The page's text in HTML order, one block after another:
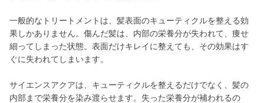
一般的なトリートメントは、髪表面のキューティクルを整える効
果しかありません。傷んだ髪は、内部の栄養分が失われて、痩せ
細ってしまった状態。表面だけキレイに整えても、その効果はす
ぐに失われてしまいます。
サイエンスアクアは、キューティクルを整えるだけでなく、髪の
内部まで栄養分を染み渡らせます。失った栄養分が補われるの